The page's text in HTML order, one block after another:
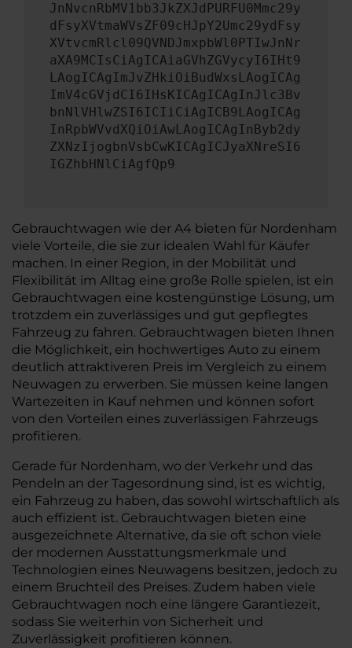
JnNvcnRbMV1bb3JkZXJdPURFU0Mmc29y
dFsyXVtmaWVsZF09cHJpY2Umc29ydFsy
XVtvcmRlcl09QVNDJmxpbWl0PTIwJnNr
aXA9MCIsCiAgICAiaGVhZGVycyI6IHt9
LAogICAgImJvZHkiOiBudWxsLAogICAg
ImV4cGVjdCI6IHsKICAgICAgInJlc3Bv
bnNlVHlwZSI6ICIiCiAgICB9LAogICAg
InRpbWVvdXQiOiAwLAogICAgInByb2dy
ZXNzIjogbnVsbCwKICAgICJyaXNreSI6
IGZhbHNlCiAgfQp9
Gebrauchtwagen wie der A4 bieten für Nordenham
viele Vorteile, die sie zur idealen Wahl für Käufer
machen. In einer Region, in der Mobilität und
Flexibilität im Alltag eine große Rolle spielen, ist ein
Gebrauchtwagen eine kostengünstige Lösung, um
trotzdem ein zuverlässiges und gut gepflegtes
Fahrzeug zu fahren. Gebrauchtwagen bieten Ihnen
die Möglichkeit, ein hochwertiges Auto zu einem
deutlich attraktiveren Preis im Vergleich zu einem
Neuwagen zu erwerben. Sie müssen keine langen
Wartezeiten in Kauf nehmen und können sofort
von den Vorteilen eines zuverlässigen Fahrzeugs
profitieren.
Gerade für Nordenham, wo der Verkehr und das
Pendeln an der Tagesordnung sind, ist es wichtig,
ein Fahrzeug zu haben, das sowohl wirtschaftlich als
auch effizient ist. Gebrauchtwagen bieten eine
ausgezeichnete Alternative, da sie oft schon viele
der modernen Ausstattungsmerkmale und
Technologien eines Neuwagens besitzen, jedoch zu
einem Bruchteil des Preises. Zudem haben viele
Gebrauchtwagen noch eine längere Garantiezeit,
sodass Sie weiterhin von Sicherheit und
Zuverlässigkeit profitieren können.